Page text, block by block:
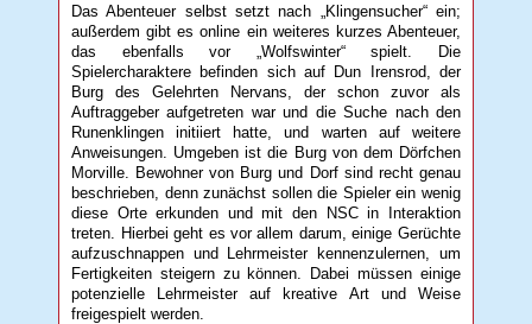
Das Abenteuer selbst setzt nach „Klingensucher“ ein;
außerdem gibt es online ein weiteres kurzes Abenteuer,
das ebenfalls vor „Wolfswinter“ spielt. Die
Spielercharaktere befinden sich auf Dun Irensrod, der
Burg des Gelehrten Nervans, der schon zuvor als
Auftraggeber aufgetreten war und die Suche nach den
Runenklingen initiiert hatte, und warten auf weitere
Anweisungen. Umgeben ist die Burg von dem Dörfchen
Morville. Bewohner von Burg und Dorf sind recht genau
beschrieben, denn zunächst sollen die Spieler ein wenig
diese Orte erkunden und mit den NSC in Interaktion
treten. Hierbei geht es vor allem darum, einige Gerüchte
aufzuschnappen und Lehrmeister kennenzulernen, um
Fertigkeiten steigern zu können. Dabei müssen einige
potenzielle Lehrmeister auf kreative Art und Weise
freigespielt werden.